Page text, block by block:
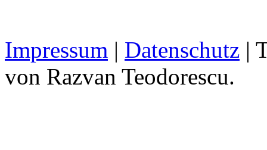
Impressum | Datenschutz |
von Razvan Teodorescu.